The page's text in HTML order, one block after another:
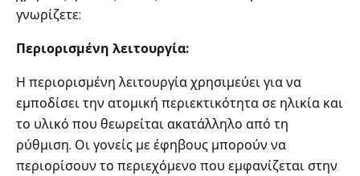
γνωρίζετε:
Περιορισμένη λειτουργία:
Η περιορισμένη λειτουργία χρησιμεύει για να
εμποδίσει την ατομική περιεκτικότητα σε ηλικία και
το υλικό που θεωρείται ακατάλληλο από τη
ρύθμιση. Οι γονείς με έφηβους μπορούν να
περιορίσουν το περιεχόμενο που εμφανίζεται στην